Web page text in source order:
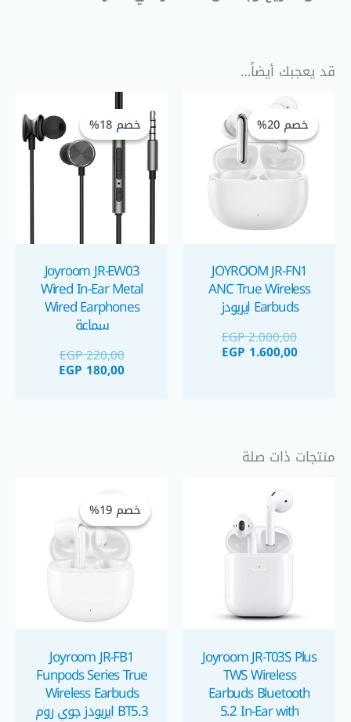
قد يعجبك أيضاً…
خصم 20%
خصم 20%
JOYROOM JR-FN1
ANC True Wireless
Earbuds ايربودز
EGP2.000,00
EGP 2.000,00.
EGP 1.600,00
EGP 1.600,00.
خصم 18%
خصم 18%
Joyroom JR-EW03
Wired In-Ear Metal
Wired Earphones
سماعة
EGP220,00
الأصلي
هو:
220,00.
EGP 180,00
الحالي
هو:
180,00.
منتجات ذات صلة
Joyroom JR-T03S Plus
TWS Wireless
Earbuds Bluetooth
5.2 In-Ear with
خصم 19%
خصم 19%
Joyroom JR-FB1
Funpods Series True
Wireless Earbuds
BT5.3 ايربودز جوي روم